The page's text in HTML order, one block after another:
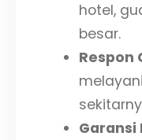
hotel,
besar.
Respon
Garansi